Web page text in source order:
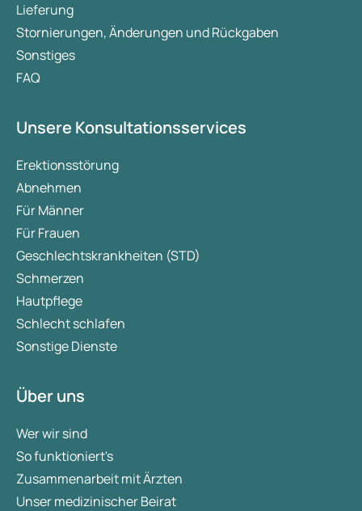
Lieferung
Stornierungen, Änderungen und Rückgaben
Sonstiges
FAQ
Unsere Konsultationsservices
Erektionsstörung
Abnehmen
Für Männer
Für Frauen
Geschlechtskrankheiten (STD)
Schmerzen
Hautpflege
Schlecht schlafen
Sonstige Dienste
Über uns
Wer wir sind
So funktioniert's
Zusammenarbeit mit Ärzten
Unser medizinischer Beirat